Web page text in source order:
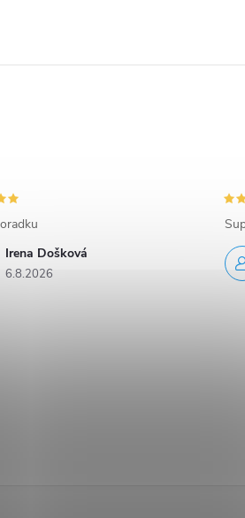
Irena Došková
6.8.2026